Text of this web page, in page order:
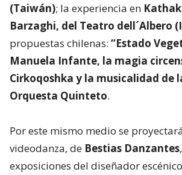
(Taiwán); la experiencia en
Barzaghi, del Teatro dell´Albero
propuestas chilenas: “Estado
Manuela Infante, la magia
Cirkoqoshka y la musicalidad de
Orquesta Quinteto.
Por este mismo medio se
videodanza, de Bestias Danzantes
exposiciones del diseñador